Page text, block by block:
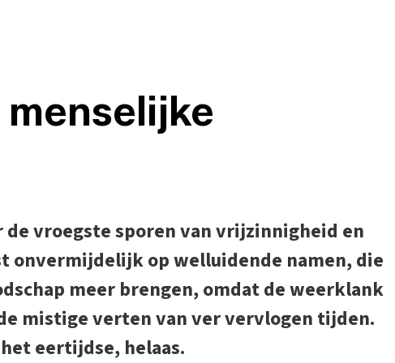
de vroegste sporen van vrijzinnigheid en
onvermijdelijk op welluidende namen, die
meer brengen, omdat de weerklank
mistige verten van ver vervlogen tijden.
eertijdse, helaas.